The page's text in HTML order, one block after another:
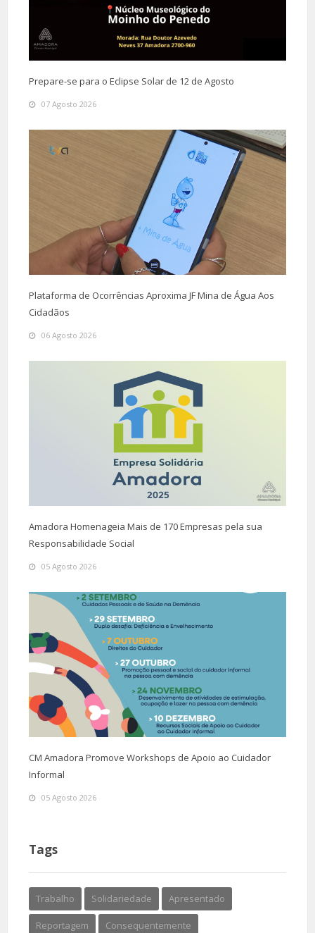
Prepare-se para o Eclipse Solar de 12 de Agosto
07 Agosto 2026
Plataforma de Ocorrências Aproxima JF Mina de Água Aos
Cidadãos
06 Agosto 2026
Amadora Homenageia Mais de 170 Empresas pela sua
Responsabilidade Social
05 Agosto 2026
CM Amadora Promove Workshops de Apoio ao Cuidador
Informal
05 Agosto 2026
Tags
Trabalho Solidariedade Apresentado
Reportagem Consequentemente